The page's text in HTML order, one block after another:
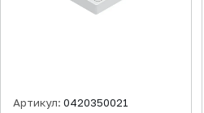
Артикул: 0420350021